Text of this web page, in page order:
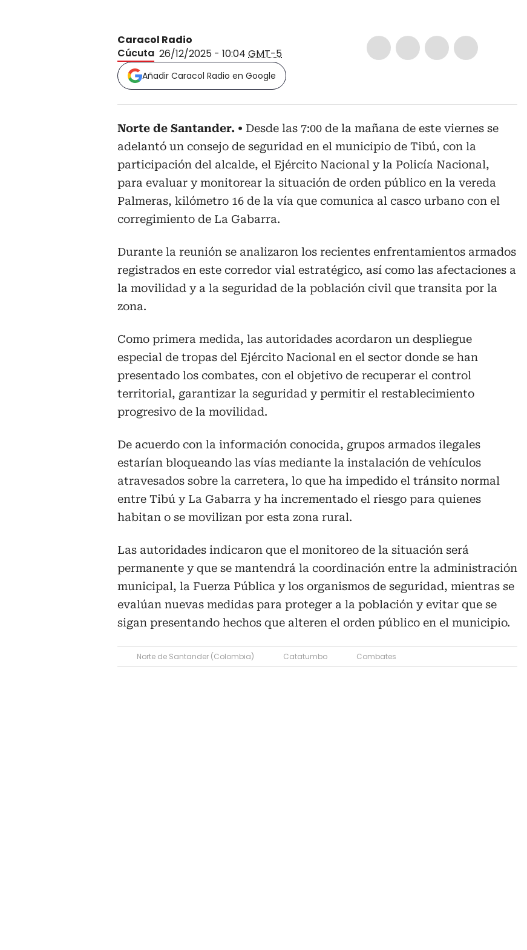
Caracol Radio
Cúcuta 26/12/2025 - 10:04 GMT-5
Añadir Caracol Radio en Google
Norte de Santander.
Desde las 7:00 de la mañana de este viernes se
adelantó un consejo de seguridad en el municipio de Tibú, con la
participación del alcalde, el Ejército Nacional y la Policía Nacional,
para evaluar y monitorear la situación de orden público en la vereda
Palmeras, kilómetro 16 de la vía que comunica al casco urbano con el
corregimiento de La Gabarra.
Durante la reunión se analizaron los recientes enfrentamientos armados
registrados en este corredor vial estratégico, así como las afectaciones a
la movilidad y a la seguridad de la población civil que transita por la
zona.
Como primera medida, las autoridades acordaron un despliegue
especial de tropas del Ejército Nacional en el sector donde se han
presentado los combates, con el objetivo de recuperar el control
territorial, garantizar la seguridad y permitir el restablecimiento
progresivo de la movilidad.
De acuerdo con la información conocida, grupos armados ilegales
estarían bloqueando las vías mediante la instalación de vehículos
atravesados sobre la carretera, lo que ha impedido el tránsito normal
entre Tibú y La Gabarra y ha incrementado el riesgo para quienes
habitan o se movilizan por esta zona rural.
Las autoridades indicaron que el monitoreo de la situación será
permanente y que se mantendrá la coordinación entre la administración
municipal, la Fuerza Pública y los organismos de seguridad, mientras se
evalúan nuevas medidas para proteger a la población y evitar que se
sigan presentando hechos que alteren el orden público en el municipio.
Norte de Santander (Colombia) Catatumbo Combates